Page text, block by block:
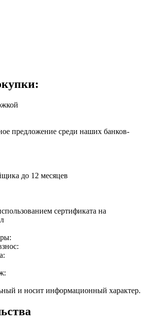
предложение среди наших банков-
до 12 месяцев
сертификата на
и носит информационный характер.